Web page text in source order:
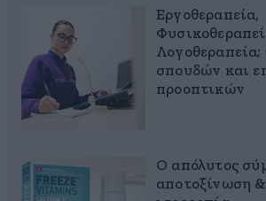
Εργοθεραπεία,
σπουδών και
προοπτικών
Ο απόλυτος
αποτοξίνωση